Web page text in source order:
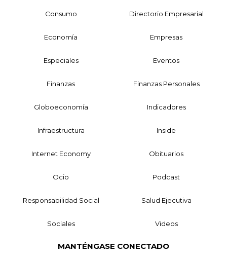
Consumo Directorio Empresarial
Economía Empresas
Especiales Eventos
Finanzas Finanzas Personales
Globoeconomía Indicadores
Infraestructura Inside
Internet Economy Obituarios
Ocio Podcast
Responsabilidad Social Salud Ejecutiva
Sociales Videos
MANTÉNGASE CONECTADO